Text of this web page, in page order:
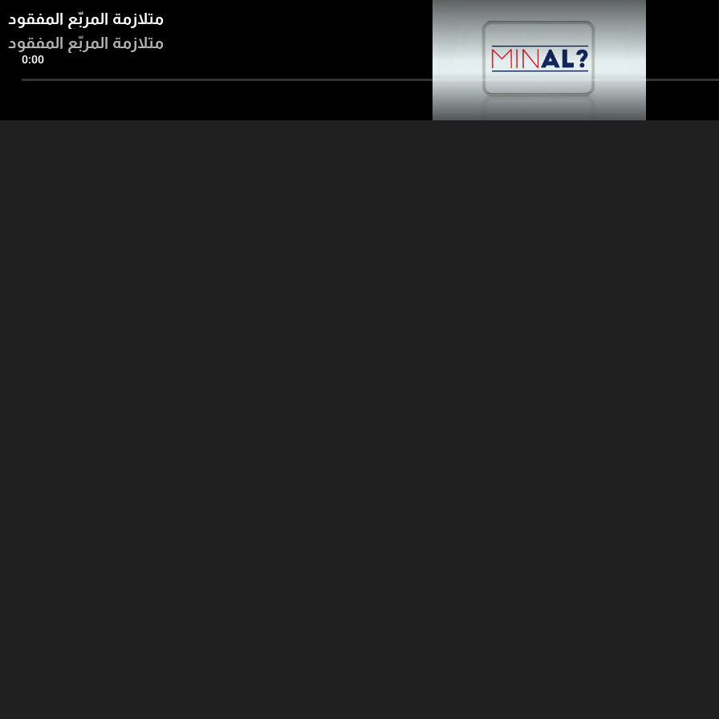
0:00
متلازمة المربّع المفقود
متلازمة المربّع المفقود